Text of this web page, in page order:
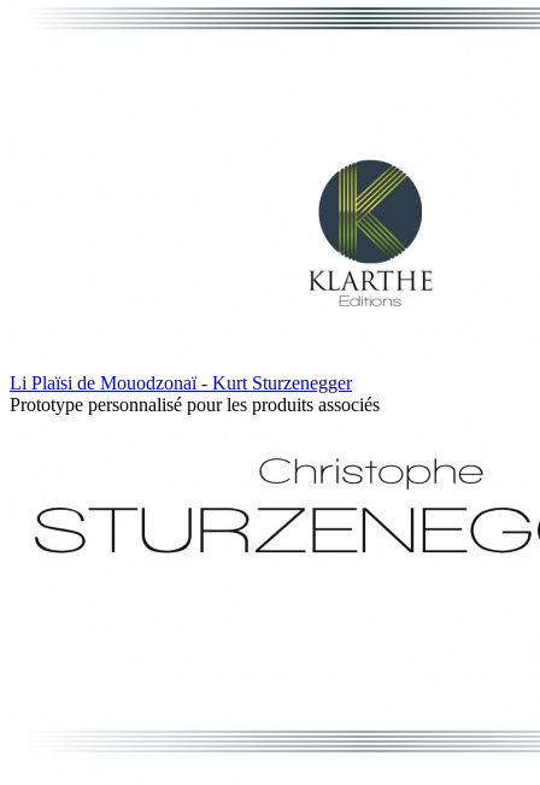
Li Plaïsi de Mouodzonaï - Kurt Sturzenegger
Prototype personnalisé pour les produits associés